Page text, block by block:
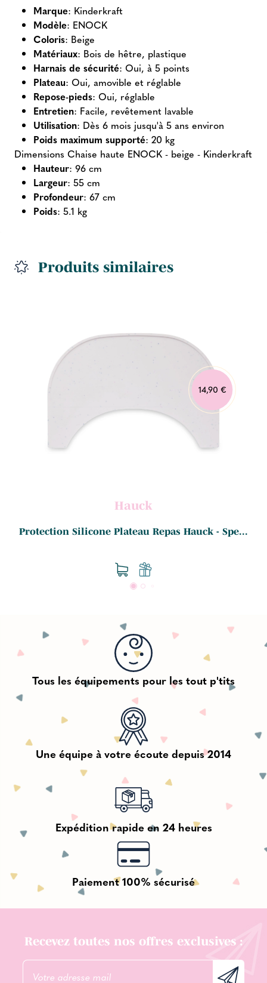
Marque: Kinderkraft
Modèle: ENOCK
Coloris: Beige
Matériaux: Bois de hêtre, plastique
Harnais de sécurité: Oui, à 5 points
Plateau: Oui, amovible et réglable
Repose-pieds: Oui, réglable
Entretien: Facile, revêtement lavable
Utilisation: Dès 6 mois jusqu'à 5 ans environ
Poids maximum supporté: 20 kg
Dimensions Chaise haute ENOCK - beige - Kinderkraft
Hauteur: 96 cm
Largeur: 55 cm
Profondeur: 67 cm
Poids: 5.1 kg
Produits similaires
14,90 €
Hauck
Protection Silicone Plateau Repas Hauck - Spe...
Tous les équipements pour les tout p'tits
Une équipe à votre écoute depuis 2014
Expédition rapide en 24 heures
Paiement 100% sécurisé
Recevez toutes nos offres exclusives :